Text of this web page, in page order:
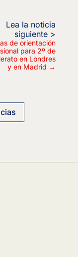
de orientación
para 2º de
en Londres
y en Madrid →